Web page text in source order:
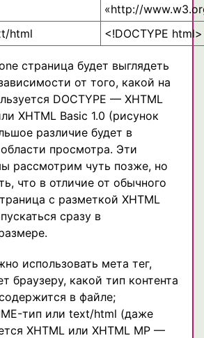
«http://
html <!DOCTYPE html>
страница будет выглядеть
от того, какой на
DOCTYPE — XHTML
XHTML Basic 1.0 (рисунок
различие будет в
просмотра. Эти
рассмотрим чуть позже, но
что в отличие от обычного
с разметкой XHTML
сразу в
использовать мета тег,
браузеру, какой тип контента
в файле;
тип или text/html (даже
XHTML или XHTML MP —